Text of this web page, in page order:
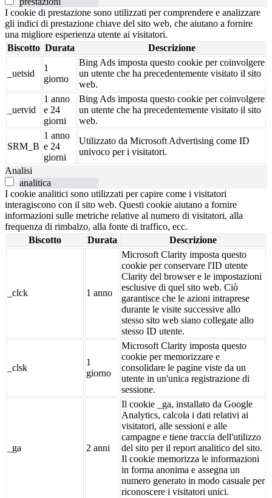
I cookie di prestazione sono utilizzati per comprendere e analizzare
gli indici di prestazione chiave del sito web, che aiutano a fornire
una migliore esperienza utente ai visitatori.
Biscotto Durata Descrizione
_uetsid
1
giorno
Bing Ads imposta questo cookie per coinvolgere
un utente che ha precedentemente visitato il sito
web.
_uetvid
1 anno
e 24
giorni
Bing Ads imposta questo cookie per coinvolgere
un utente che ha precedentemente visitato il sito
web.
SRM_B
1 anno
e 24
giorni
Utilizzato da Microsoft Advertising come ID
univoco per i visitatori.
Analisi
analitica
I cookie analitici sono utilizzati per capire come i visitatori
interagiscono con il sito web. Questi cookie aiutano a fornire
informazioni sulle metriche relative al numero di visitatori, alla
frequenza di rimbalzo, alla fonte di traffico, ecc.
Biscotto
Durata Descrizione
_clck 1 anno
Microsoft Clarity imposta questo
cookie per conservare l'ID utente
Clarity del browser e le impostazioni
esclusive di quel sito web. Ciò
garantisce che le azioni intraprese
durante le visite successive allo
stesso sito web siano collegate allo
stesso ID utente.
_clsk
1
giorno
Microsoft Clarity imposta questo
cookie per memorizzare e
consolidare le pagine viste da un
utente in un'unica registrazione di
sessione.
_ga 2 anni
Il cookie _ga, installato da Google
Analytics, calcola i dati relativi ai
visitatori, alle sessioni e alle
campagne e tiene traccia dell'utilizzo
del sito per il report analitico del sito.
Il cookie memorizza le informazioni
in forma anonima e assegna un
numero generato in modo casuale per
riconoscere i visitatori unici.